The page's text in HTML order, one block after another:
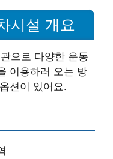
시설 개요
으로 다양한 운동
이용하러 오는 방
션이 있어요.